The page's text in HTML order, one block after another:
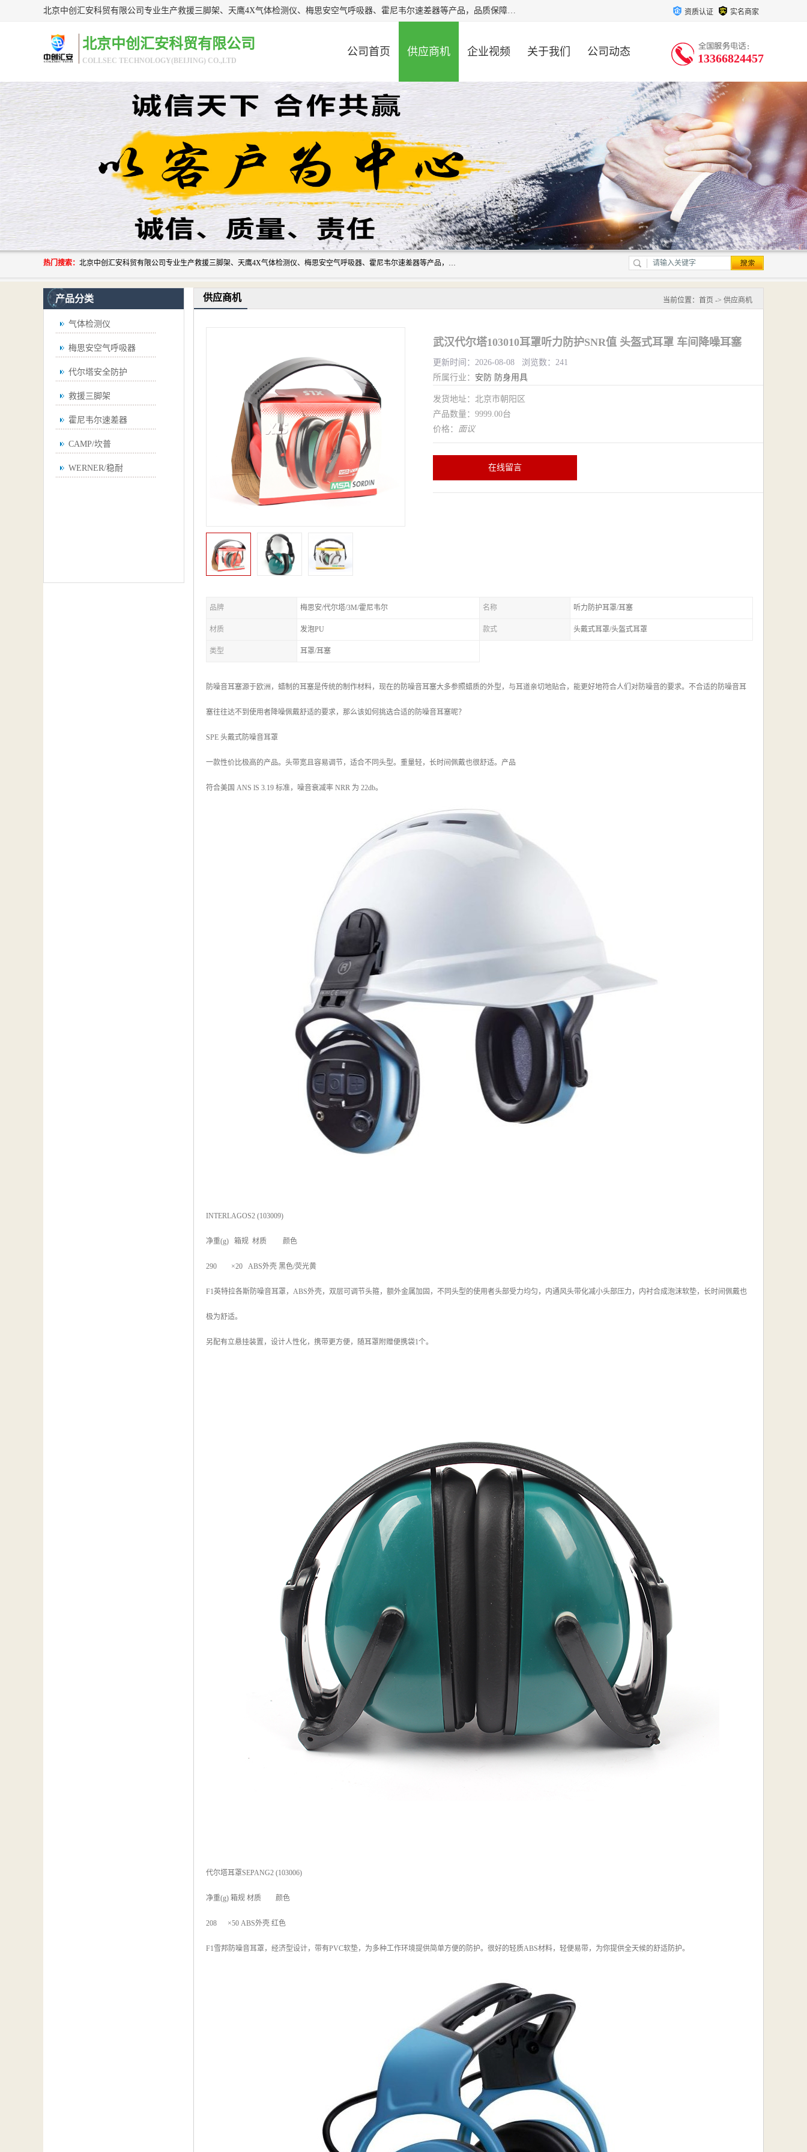
北京中创汇安科贸有限公司专业生产救援三脚架、天鹰4X气体检测仪、梅思安空气呼吸器、霍尼韦尔速差器等产品，品质保障，价格合理，欢迎在线致电咨询。 资质认证 实名商家
北京中创汇安科贸有限公司
COLLSEC TECHNOLOGY(BEIJING) CO.,LTD
公司首页 供应商机 企业视频 关于我们 公司动态 13366824457
热门搜索： 北京中创汇安科贸有限公司专业生产救援三脚架、天鹰4X气体检测仪、梅思安空气呼吸器、霍尼韦尔速差器等产品，品质保障，价格合理，欢迎在线致电咨询。
产品分类
气体检测仪
梅思安空气呼吸器
代尔塔安全防护
救援三脚架
霍尼韦尔速差器
CAMP/坎普
WERNER/稳耐
供应商机 当前位置： 首页 -> 供应商机
武汉代尔塔103010耳罩听力防护SNR值 头盔式耳罩 车间降噪耳塞
更新时间：2026-08-08 浏览数：241
所属行业： 安防 防身用具
发货地址：北京市朝阳区
产品数量：9999.00台
价格： 面议
在线留言
品牌 梅思安/代尔塔/3M/霍尼韦尔 名称 听力防护耳罩/耳塞
材质 发泡PU 款式 头戴式耳罩/头盔式耳罩
类型 耳罩/耳塞
防噪音耳塞源于欧洲，蜡制的耳塞是传统的制作材料，现在的防噪音耳塞大多参照蜡质的外型，与耳道亲切地贴合，能更好地符合人们对防噪音的要求。不合适的防噪音耳
塞往往达不到使用者降噪佩戴舒适的要求，那么该如何挑选合适的防噪音耳塞呢？
SPE 头戴式防噪音耳罩
一款性价比极高的产品。头带宽且容易调节，适合不同头型。重量轻，长时间佩戴也很舒适。产品
符合美国 ANS lS 3.19 标准，噪音衰减率 NRR 为 22db。
INTERLAGOS2 (103009)
净重(g) 箱规 材质 颜色
290 ×20 ABS外壳 黑色/荧光黄
F1英特拉各斯防噪音耳罩，ABS外壳，双层可调节头箍，额外金属加固，不同头型的使用者头部受力均匀，内通风头带化减小头部压力，内衬合成泡沫软垫，长时间佩戴也
极为舒适。
另配有立悬挂装置，设计人性化，携带更方便，随耳罩附赠便携袋1个。
代尔塔耳罩SEPANG2 (103006)
净重(g) 箱规 材质 颜色
208 ×50 ABS外壳 红色
F1雪邦防噪音耳罩，经济型设计，带有PVC软垫，为多种工作环境提供简单方便的防护。很好的轻质ABS材料，轻便易带，为你提供全天候的舒适防护。